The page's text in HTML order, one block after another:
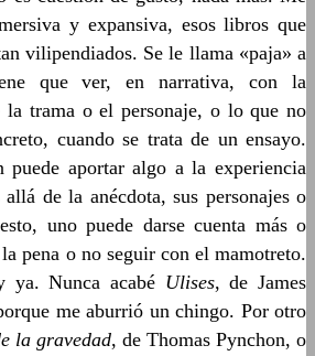
y expansiva, esos libros que
vilipendiados. Se le llama «paja» a
que ver, en narrativa, con la
la trama o el personaje, o lo que no
cuando se trata de un ensayo.
puede aportar algo a la experiencia
de la anécdota, sus personajes o
uno puede darse cuenta más o
pena o no seguir con el mamotreto.
ya. Nunca acabé Ulises, de James
me aburrió un chingo. Por otro
la gravedad, de Thomas Pynchon, o